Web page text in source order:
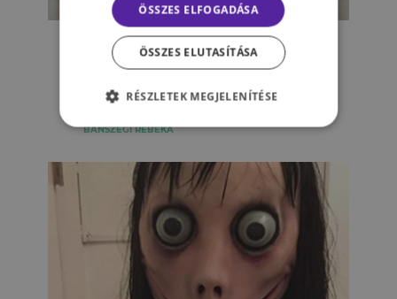
ÉLET & PSZICHOLÓGIA
Tíz pszichológiai tévhit,
aminek (lehet) te is bedőltél, I.
rész
BÁNSZEGI REBEKA
ÖSSZES ELFOGADÁSA
ÖSSZES ELUTASÍTÁSA
RÉSZLETEK MEGJELENÍTÉSE